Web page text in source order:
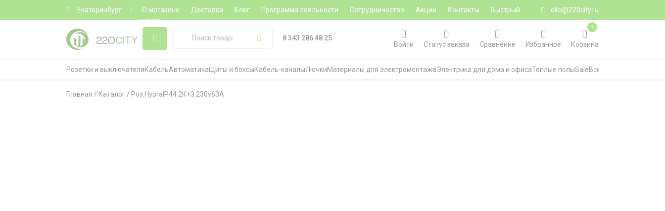
Екатеринбург О магазине Доставка Блог Программа лояльности Сотрудничество Акции Контакты
Быстрый
заказ
ekb@220city.ru
8 343 286 48 25
Войти
Статус заказа Сравнение Избранное Корзина
0
Розетки и выключателиКабельАвтоматика Щиты и боксыКабель-каналыЛючкиМатериалы для электромонтажаЭлектрика для дома и офисаТеплые полыSaleВсе категории
Главная / Каталог / Роз.HypraIP44 2К+З 230v63A